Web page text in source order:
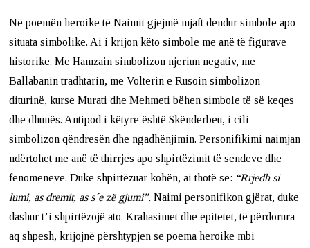
Në poemën heroike të Naimit gjejmë mjaft dendur simbole apo
situata simbolike. Ai i krijon këto simbole me anë të figurave
historike. Me Hamzain simbolizon njeriun negativ, me
Ballabanin tradhtarin, me Volterin e Rusoin simbolizon
diturinë, kurse Murati dhe Mehmeti bëhen simbole të së keqes
dhe dhunës. Antipod i këtyre është Skënderbeu, i cili
simbolizon qëndresën dhe ngadhënjimin. Personifikimi naimjan
ndërtohet me anë të thirrjes apo shpirtëzimit të sendeve dhe
fenomeneve. Duke shpirtëzuar kohën, ai thotë se: “Rrjedh si
lumi, as dremit, as s´e zë gjumi”. Naimi personifikon gjërat, duke
dashur t’i shpirtëzojë ato. Krahasimet dhe epitetet, të përdorura
aq shpesh, krijojnë përshtypjen se poema heroike mbi